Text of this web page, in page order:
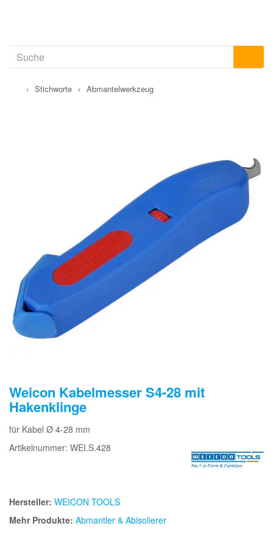
› Stichworte › Abmantelwerkzeug
Weicon Kabelmesser S4-28 mit
Hakenklinge
für Kabel Ø 4-28 mm
Artikelnummer: WEI.S.428
Hersteller: WEICON TOOLS
Mehr Produkte: Abmantler & Abisolierer